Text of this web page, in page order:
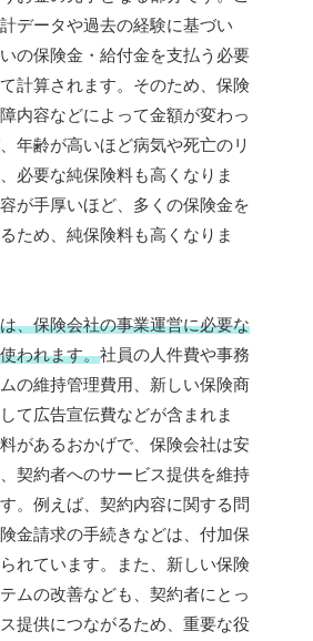
データや過去の経験に基づい
の保険金・給付金を支払う必要
計算されます。そのため、保険
内容などによって金額が変わっ
年齢が高いほど病気や死亡のリ
必要な純保険料も高くなりま
が手厚いほど、多くの保険金を
ため、純保険料も高くなりま
、保険会社の事業運営に必要な
われます。社員の人件費や事務
の維持管理費用、新しい保険商
て広告宣伝費などが含まれま
があるおかげで、保険会社は安
契約者へのサービス提供を維持
。例えば、契約内容に関する問
金請求の手続きなどは、付加保
れています。また、新しい保険
ムの改善なども、契約者にとっ
提供につながるため、重要な役